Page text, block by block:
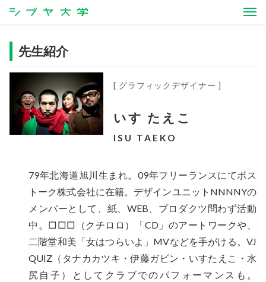
シブヤ大学
先生紹介
[ グラフィックデザイナー ]
いす たえこ
ISU TAEKO
79年北海道旭川生まれ。09年フリーランスにてボス
トーク株式会社に在籍。デザインユニットNNNNYの
メンバーとして、紙、WEB、プロダクツ問わず活動
中。□□□（クチロロ）「CD」のアートワークや、
二階堂和美「女はつらいよ」MVなどを手がける。VJ
QUIZ（タナカカツキ・伊藤ガビン・いすたえこ・水
尻自子）としてクラブでのパフォーマンスも。